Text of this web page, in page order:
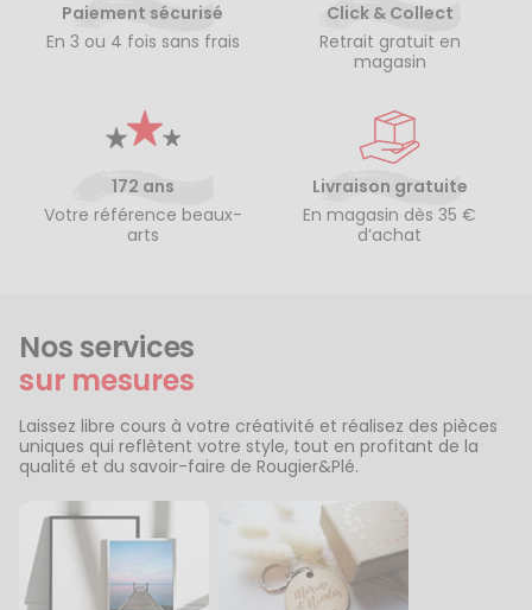
Paiement sécurisé
En 3 ou 4 fois sans frais
Click & Collect
Retrait gratuit en
magasin
172 ans
Votre référence beaux-
arts
Livraison gratuite
En magasin dès 35 €
d’achat
Nos services
sur mesures
Laissez libre cours à votre créativité et réalisez des pièces
uniques qui reflètent votre style, tout en profitant de la
qualité et du savoir-faire de Rougier&Plé.